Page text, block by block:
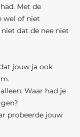
Met de
wel of niet
dat de nee niet
jouw ja ook
Waar had je
probeerde jouw